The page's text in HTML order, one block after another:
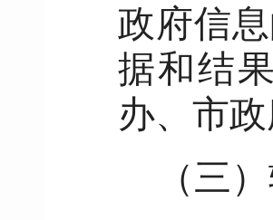
政府信
据和结
办、市
（三